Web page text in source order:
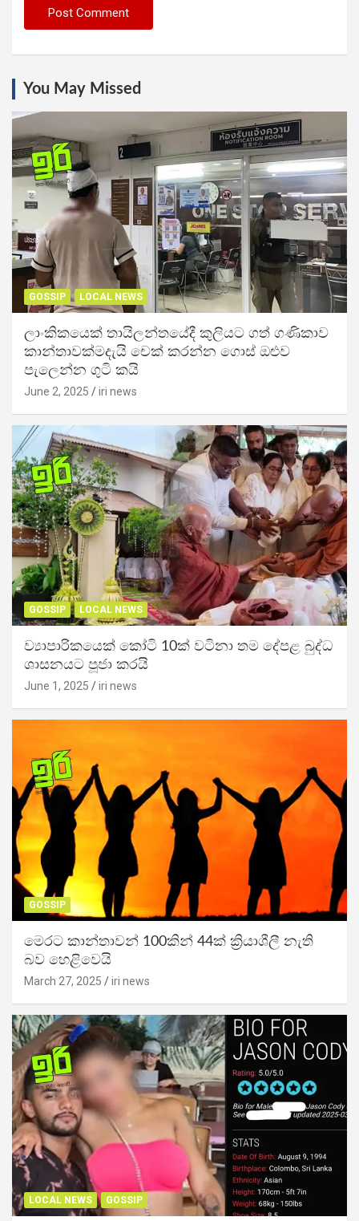
You May Missed
GOSSIP LOCAL NEWS
ලාංකිකයෙක් තායිලන්තයේදී කුලියට ගත් ගණිකාව
කාන්තාවක්මදැයි චෙක් කරන්න ගොස් ඔළුව
පැලෙන්න ගුටි කයි
June 2, 2025 iri news
GOSSIP LOCAL NEWS
ව්‍යාපාරිකයෙක් කෝටි 10ක් වටිනා තම දේපළ බුද්ධ
ශාසනයට පූජා කරයි
June 1, 2025 iri news
GOSSIP
මෙරට කාන්තාවන් 100කින් 44ක් ක්‍රියාශීලී නැති
බව හෙළිවෙයි
March 27, 2025 iri news
LOCAL NEWS GOSSIP